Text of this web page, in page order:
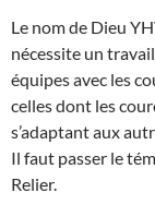
Le nom de Dieu
nécessite un
équipes avec les
celles dont les
s’adaptant aux
Il faut passer le
Relier.